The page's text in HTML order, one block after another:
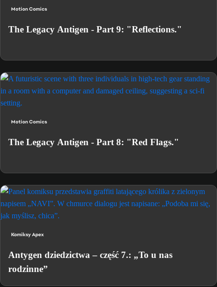
Motion Comics
The Legacy Antigen - Part 9: "Reflections."
Motion Comics
The Legacy Antigen - Part 8: "Red Flags."
Komiksy Apex
Antygen dziedzictwa – część 7.: „To u nas
rodzinne”